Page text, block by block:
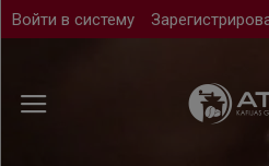
Войти в систему